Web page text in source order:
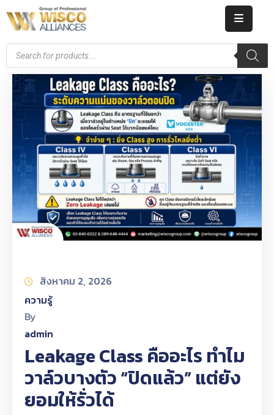
HOME
ABOUT
US
PRODUCT
CATALOG
KNOWLEDGE
CAREERS
CONTACT
สิงหาคม 2, 2026
ความรู้
By
admin
Leakage Class คืออะไร ทำไม
วาล์วบางตัว “ปิดแล้ว” แต่ยัง
ยอมให้รั่วได้